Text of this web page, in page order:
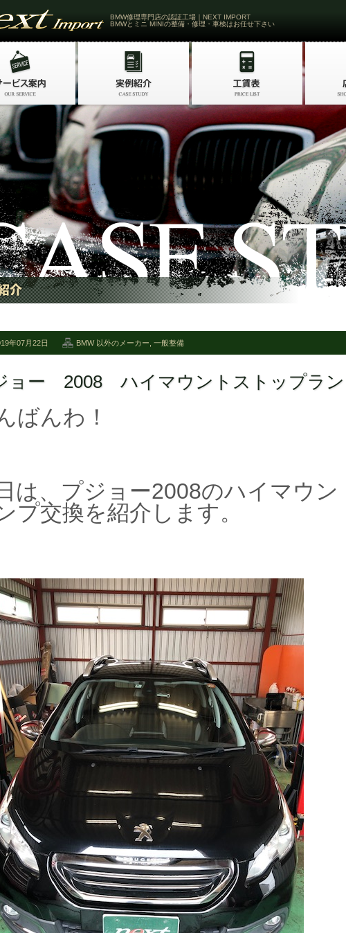
BMW修理専門店の認証工場｜NEXT IMPORT
BMWとミニ MINIの整備・修理・車検はお任せ下さい
年07月22日 BMW 以外のメーカー 一般整備
ョー 2008 ハイマウントストップラ
ばんわ！
は、プジョー2008のハイマウ
プ交換を紹介します。